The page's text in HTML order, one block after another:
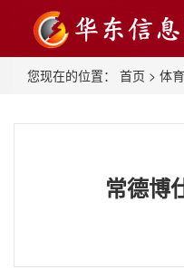
您现在的位置： 首页 > 体育
常德博